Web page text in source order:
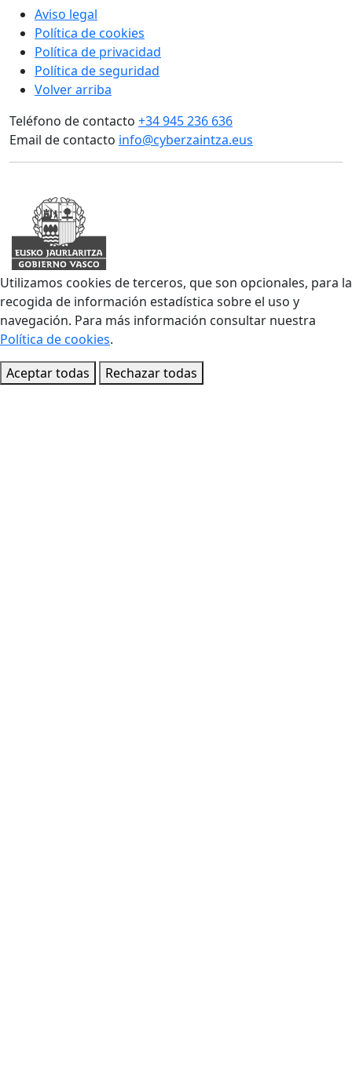
Aviso legal
Política de cookies
Política de privacidad
Política de seguridad
Volver arriba
Teléfono de contacto +34 945 236 636
Email de contacto info@cyberzaintza.eus
Utilizamos cookies de terceros, que son opcionales, para la
recogida de información estadística sobre el uso y
navegación. Para más información consultar nuestra
Política de cookies.
Aceptar todas
Rechazar todas